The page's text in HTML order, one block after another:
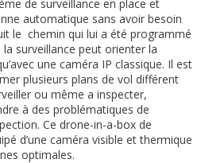
de surveillance en place et
automatique sans avoir besoin
le chemin qui lui a été programmé
surveillance peut orienter la
une caméra IP classique. Il est
plusieurs plans de vol différent
ou même a inspecter,
à des problématiques de
Ce drone-in-a-box de
d’une caméra visible et thermique
optimales.